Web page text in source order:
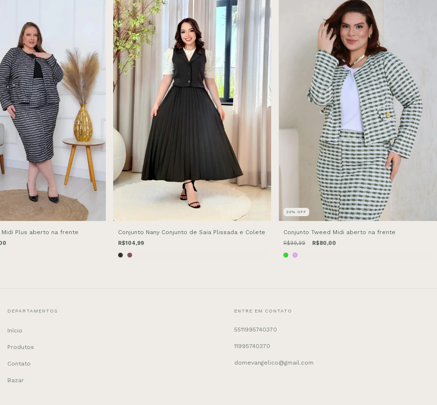
Midi Plus aberto na frente Conjunto Nany Conjunto de Saia Plissada e Colete
R$104,99
20%OFF
Conjunto Tweed Midi aberto na frente
R$99,99 R$80,00
DEPARTAMENTOS
Início
Produtos
Contato
Bazar
ENTRE EM CONTATO
5511995740370
11995740370
domevangelico@gmail.com